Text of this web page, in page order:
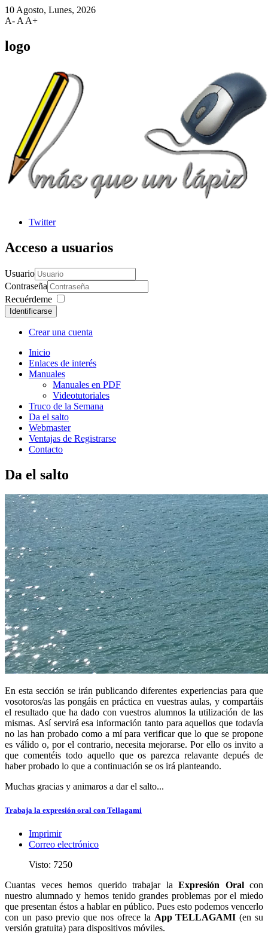
10 Agosto, Lunes, 2026
A- A A+
logo
Twitter
Acceso a usuarios
Usuario
Contraseña
Recuérdeme
Identificarse
Crear una cuenta
Inicio
Enlaces de interés
Manuales
Manuales en PDF
Videotutoriales
Truco de la Semana
Da el salto
Webmaster
Ventajas de Registrarse
Contacto
Da el salto
En esta sección se irán publicando diferentes experiencias para que
vosotoros/as las pongáis en práctica en vuestras aulas, y compartáis
el resultado que ha dado con vuestros alumnos la utilización de las
mismas. Así servirá esa información tanto para aquellos que todavía
no las han probado como a mí para verificar que lo que se propone
es válido o, por el contrario, necesita mejorarse. Por ello os invito a
que comentéis todo aquello que os parezca relavante depués de
haber probado lo que a continuación se os irá planteando.
Muchas gracias y animaros a dar el salto...
Trabaja la expresión oral con Tellagami
Imprimir
Correo electrónico
Visto: 7250
Cuantas veces hemos querido trabajar la Expresión Oralcon
nuestro alumnado y hemos tenido grandes problemas por el miedo
que presentan éstos a hablar en público. Pues esto podemos vencerlo
con un paso previo que nos ofrece la App TELLAGAMI (en su
versión gratuita) para dispositivos móviles.